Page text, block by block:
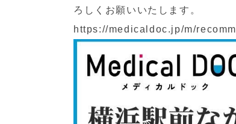
ろしくお願いいたします。
https://medicaldoc.jp/m/